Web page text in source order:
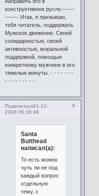
конструктивное русло.------
------- Итак, я призываю,
тебя читатель, поддержать
Мужское движение. Своей
солидарностью, своей
активностью, моральной
поддержкой, помощью
конкретному мужчине в его
тяжелые минуты. - - - - - - -
- - - - - - - - -
Поделиться 6
21-12-
2008 00:16:48
Santa
Butthead
написал(а):
То есть можно
чуть ли не под
каждый вопрос
отдельную
тему, с